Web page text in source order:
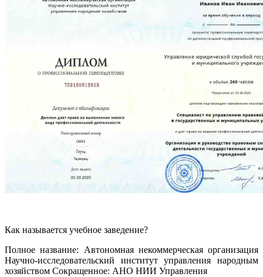
Как называется учебное заведение?
Полное название: Автономная некоммерческая организация
Научно-исследовательский институт управления народным
хозяйством Сокращенное: АНО НИИ Управления